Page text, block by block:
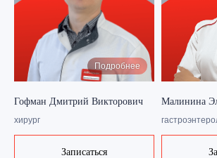
Подробнее
Гофман Дмитрий Викторович
хирург
Записаться
Малинина
г. Керчь, ул. Маршала Еременко, д. 7Ф
Филиалы в г. Керчь
Выбрать город